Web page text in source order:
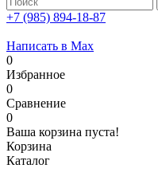
+7 (985) 894-18-87
Написать в Max
0
Избранное
0
Сравнение
0
Ваша корзина пуста!
Корзина
Каталог